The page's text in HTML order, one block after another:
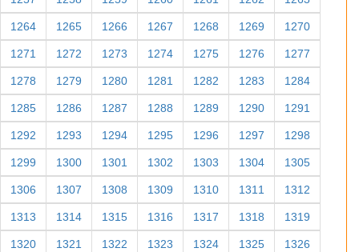
1264 1265 1266 1267 1268 1269 1270
1271 1272 1273 1274 1275 1276 1277
1278 1279 1280 1281 1282 1283 1284
1285 1286 1287 1288 1289 1290 1291
1292 1293 1294 1295 1296 1297 1298
1299 1300 1301 1302 1303 1304 1305
1306 1307 1308 1309 1310 1311 1312
1313 1314 1315 1316 1317 1318 1319
1320 1321 1322 1323 1324 1325 1326